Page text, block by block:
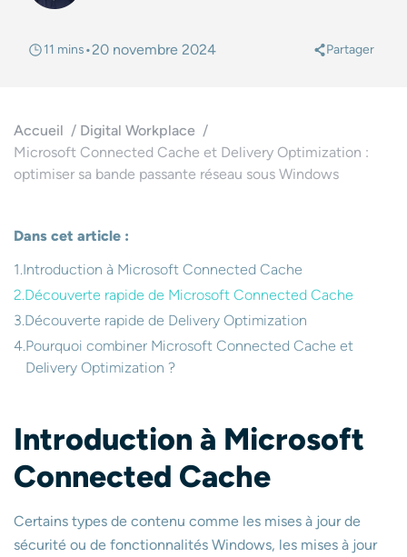
11 mins•20 novembre 2024 Partager
Accueil
Digital Workplace
Microsoft Connected Cache et Delivery Optimization :
optimiser sa bande passante réseau sous Windows
Dans cet article :
Introduction à Microsoft Connected Cache
Découverte rapide de Microsoft Connected Cache
Découverte rapide de Delivery Optimization
Pourquoi combiner Microsoft Connected Cache et
Delivery Optimization ?
Introduction à Microsoft
Connected Cache
Certains types de contenu comme les mises à jour de
sécurité ou de fonctionnalités Windows, les mises à jour